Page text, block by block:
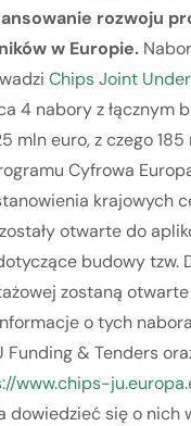
rozwoju
w Europie.
Chips Joint
4 nabory z łącznym
mln euro, z czego
Cyfrowa
krajowych
otwarte do
budowy tzw.
zostaną
o tych
Funding & Tenders
www.chips-
dowiedzieć się o nich